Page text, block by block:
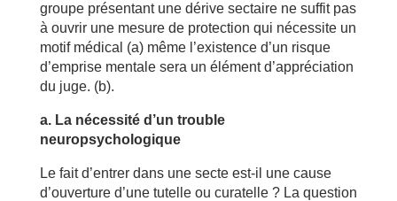
groupe présentant une dérive sectaire ne suffit pas
à ouvrir une mesure de protection qui nécessite un
motif médical (a) même l’existence d’un risque
d’emprise mentale sera un élément d’appréciation
du juge. (b).
a. La nécessité d’un trouble
neuropsychologique
Le fait d’entrer dans une secte est-il une cause
d’ouverture d’une tutelle ou curatelle ? La question